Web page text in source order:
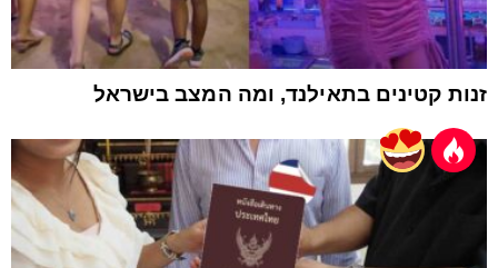
זנות קטינים בתאילנד, ומה המצב בישראל